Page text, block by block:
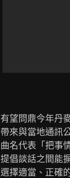
有望問鼎今年丹
帶來與當地通訊
曲名代表「把事
提倡談話之間能
選擇適當、正確